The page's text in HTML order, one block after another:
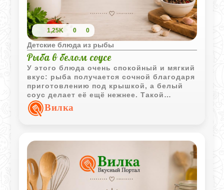
1,25K 0 0
Детские блюда из рыбы
Рыба в белом соусе
У этого блюда очень спокойный и мягкий
вкус: рыба получается сочной благодаря
приготовлению под крышкой, а белый
соус делает её ещё нежнее. Такой
вариант особенно хорошо подходит для
детского обеда без тяжёлых добавок и
Вилка